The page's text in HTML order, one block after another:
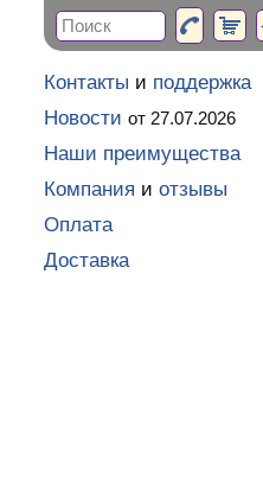
Контакты и поддержка
Новости от 27.07.2026
Наши преимущества
Компания и отзывы
Оплата
Доставка